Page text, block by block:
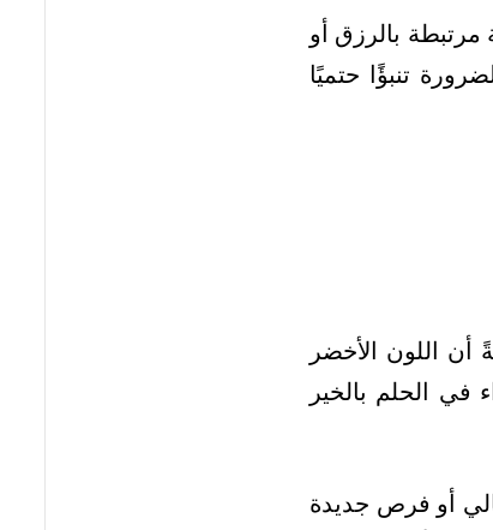
بالرزق أو
تنبؤًا حتميًا
أن اللون الأخضر
في الحلم بالخير
أو فرص جديدة